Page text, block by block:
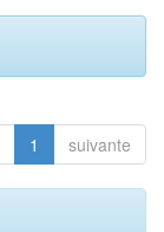
1 suivante